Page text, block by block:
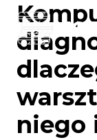
Przejdź
treści
niego